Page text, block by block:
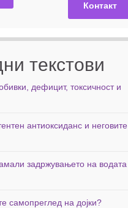
Контакт
текстови
дефицит, токсичност и
антиоксиданс и неговите
задржувањето на водата
самопреглед на дојки?